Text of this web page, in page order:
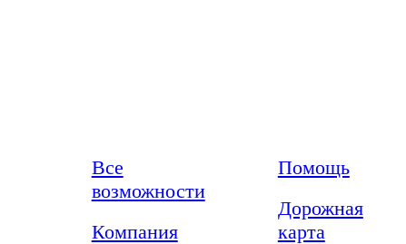
Все
возможности
Компания
Помощь
Дорожная
карта